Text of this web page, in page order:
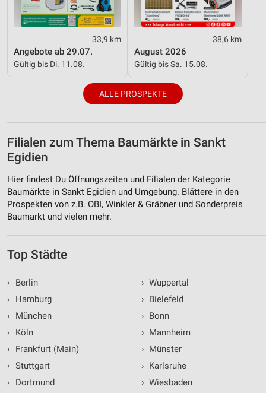
33,9 km
Angebote ab 29.07.
Gültig bis Di. 11.08.
38,6 km
August 2026
Gültig bis Sa. 15.08.
ALLE PROSPEKTE
Filialen zum Thema Baumärkte in Sankt
Egidien
Hier findest Du Öffnungszeiten und Filialen der Kategorie
Baumärkte in Sankt Egidien und Umgebung. Blättere in den
Prospekten von z.B. OBI, Winkler & Gräbner und Sonderpreis
Baumarkt und vielen mehr.
Top Städte
›
Berlin
›
Hamburg
›
München
›
Köln
›
Frankfurt (Main)
› Stuttgart
›
Dortmund
› Wuppertal
› Bielefeld
› Bonn
› Mannheim
› Münster
› Karlsruhe
› Wiesbaden